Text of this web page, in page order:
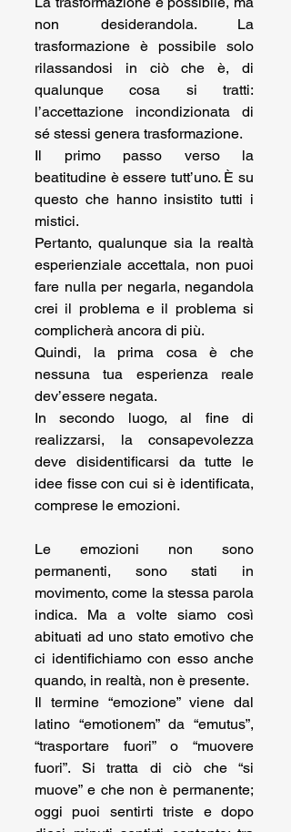
non desiderandola. La
trasformazione è possibile solo
rilassandosi in ciò che è, di
qualunque cosa si tratti:
l’accettazione incondizionata di
sé stessi genera trasformazione.
Il primo passo verso la
beatitudine è essere tutt’uno. È su
questo che hanno insistito tutti i
mistici.
Pertanto, qualunque sia la realtà
esperienziale accettala, non puoi
fare nulla per negarla, negandola
crei il problema e il problema si
complicherà ancora di più.
Quindi, la prima cosa è che
nessuna tua esperienza reale
dev’essere negata.
In secondo luogo, al fine di
realizzarsi, la consapevolezza
deve disidentificarsi da tutte le
idee fisse con cui si è identificata,
comprese le emozioni.
Le emozioni non sono
permanenti, sono stati in
movimento, come la stessa parola
indica. Ma a volte siamo così
abituati ad uno stato emotivo che
ci identifichiamo con esso anche
quando, in realtà, non è presente.
Il termine “emozione” viene dal
latino “emotionem” da “emutus”,
“trasportare fuori” o “muovere
fuori”. Si tratta di ciò che “si
muove” e che non è permanente;
oggi puoi sentirti triste e dopo